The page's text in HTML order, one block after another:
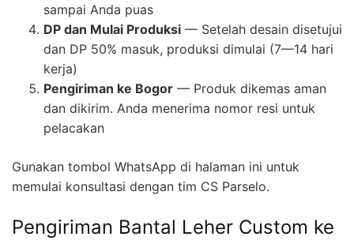
sampai Anda puas
DP dan Mulai Produksi — Setelah desain disetujui
dan DP 50% masuk, produksi dimulai (7—14 hari
kerja)
Pengiriman ke Bogor — Produk dikemas aman
dan dikirim. Anda menerima nomor resi untuk
pelacakan
Gunakan tombol WhatsApp di halaman ini untuk
memulai konsultasi dengan tim CS Parselo.
Pengiriman Bantal Leher Custom ke